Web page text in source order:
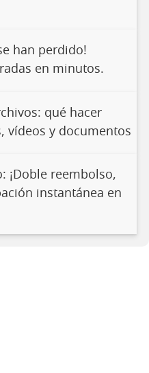
han perdido!
en minutos.
qué hacer
vídeos y documentos
¡Doble reembolso,
instantánea en